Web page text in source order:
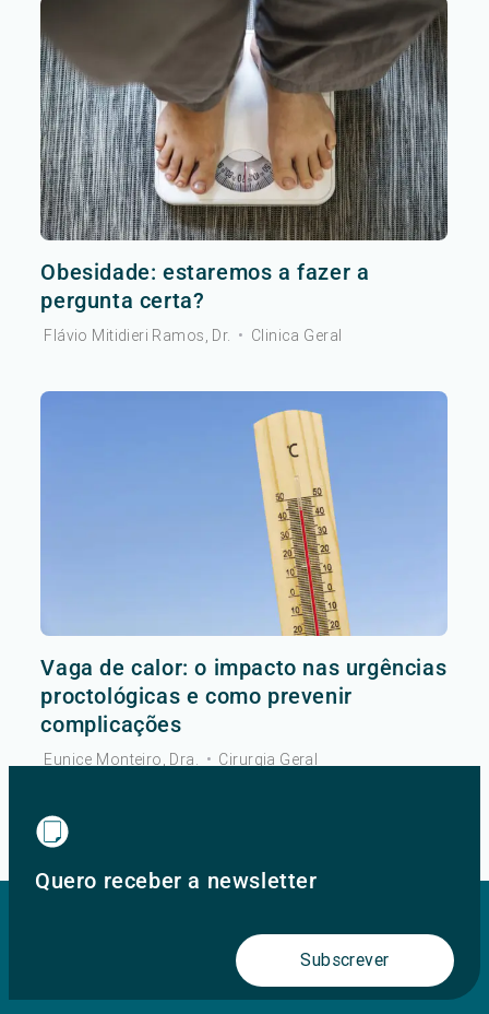
Obesidade: estaremos a fazer a
pergunta certa?
Flávio Mitidieri Ramos, Dr. • Clinica Geral
Vaga de calor: o impacto nas urgências
proctológicas e como prevenir
complicações
Eunice Monteiro, Dra. • Cirurgia Geral
Quero receber a newsletter
Subscrever